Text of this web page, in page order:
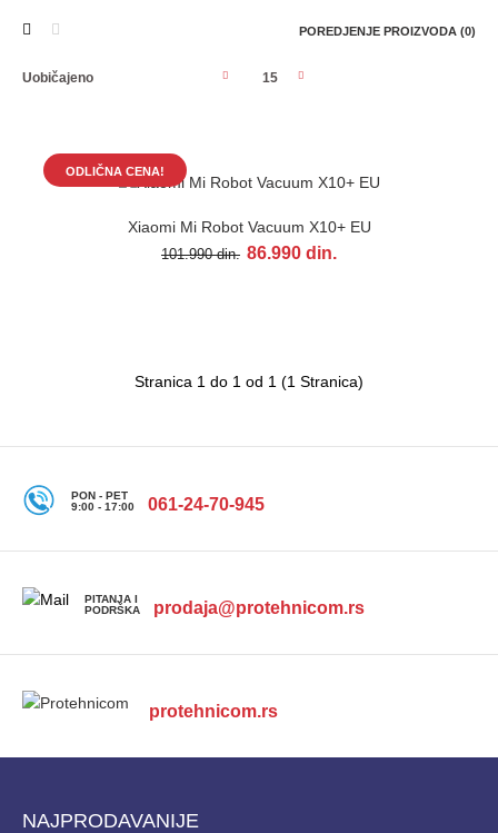
POREDJENJE PROIZVODA (0)
101.990 din. 86.990 din.
sistemuPametna stanica, sušenje toplim vazduhom i..
ODLIČNA CENA!
Xiaomi Mi Robot Vacuum X10+ EU
101.990 din. 86.990 din.
Stranica 1 do 1 od 1 (1 Stranica)
PON - PET
9:00 - 17:00
061-24-70-945
PITANJA I
PODRŠKA
prodaja@protehnicom.rs
protehnicom.rs
NAJPRODAVANIJE